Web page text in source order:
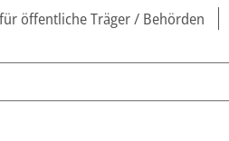
öffentliche Träger / Behörden